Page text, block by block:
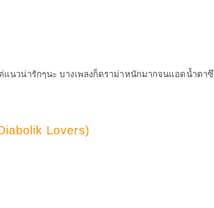
นวน่ารักๆนะ บางเพลงก็ดราม่าหนักมากจนแอดน้ำตา
Lovers)